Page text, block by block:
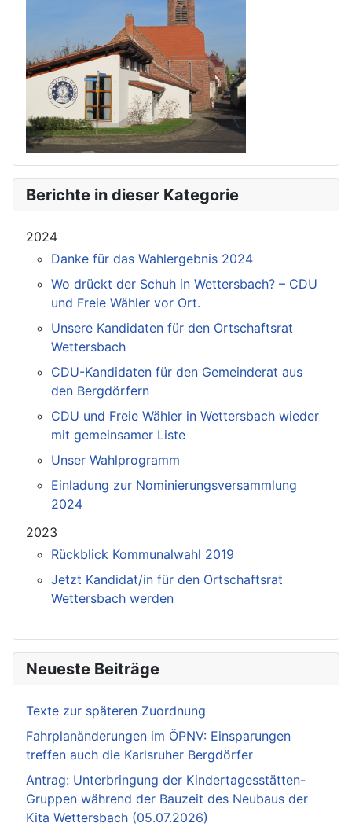
Berichte in dieser Kategorie
2024
Danke für das Wahlergebnis 2024
Wo drückt der Schuh in Wettersbach? – CDU
und Freie Wähler vor Ort.
Unsere Kandidaten für den Ortschaftsrat
Wettersbach
CDU-Kandidaten für den Gemeinderat aus
den Bergdörfern
CDU und Freie Wähler in Wettersbach wieder
mit gemeinsamer Liste
Unser Wahlprogramm
Einladung zur Nominierungsversammlung
2024
2023
Rückblick Kommunalwahl 2019
Jetzt Kandidat/in für den Ortschaftsrat
Wettersbach werden
Neueste Beiträge
Texte zur späteren Zuordnung
Fahrplanänderungen im ÖPNV: Einsparungen
treffen auch die Karlsruher Bergdörfer
Antrag: Unterbringung der Kindertagesstätten-
Gruppen während der Bauzeit des Neubaus der
Kita Wettersbach (05.07.2026)